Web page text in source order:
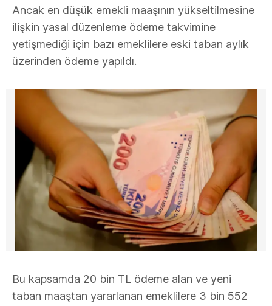
Ancak en düşük emekli maaşının yükseltilmesine
ilişkin yasal düzenleme ödeme takvimine
yetişmediği için bazı emeklilere eski taban aylık
üzerinden ödeme yapıldı.
Bu kapsamda 20 bin TL ödeme alan ve yeni
taban maaştan yararlanan emeklilere 3 bin 552